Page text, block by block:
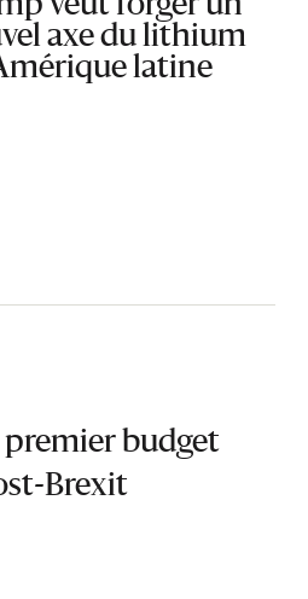
axe du lithium
latine
premier budget
Brexit